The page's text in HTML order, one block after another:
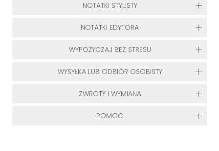
NOTATKI STYLISTY
NOTATKI EDYTORA
WYPOŻYCZAJ BEZ STRESU
WYSYŁKA LUB ODBIÓR OSOBISTY
ZWROTY I WYMIANA
POMOC